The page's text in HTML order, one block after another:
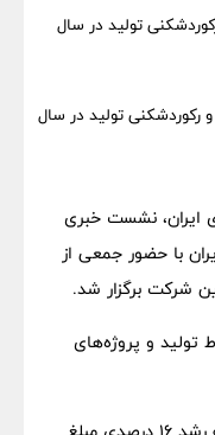
۱۶ درصدی فروش در سال ۱۴۰۳ و رکوردشکنی تولید در سال
ایران، نشست خبری
با حضور جمعی از
شرکت برگزار شد.
و پروژه‌های